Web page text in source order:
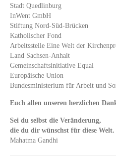
Stadt Quedlinburg
InWent GmbH
Stiftung Nord-Süd-Brücken
Katholischer Fond
Arbeitsstelle Eine Welt der
Land Sachsen-Anhalt
Gemeinschaftsinitiative Equal
Europäische Union
Bundesministerium für Arbeit und
Euch allen unseren herzlichen
Sei du selbst die Veränderung,
die du dir wünschst für diese Welt.
Mahatma Gandhi